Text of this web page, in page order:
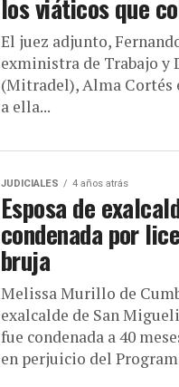
los viáticos que
El juez adjunto,
exministra de Trabajo y
(Mitradel), Alma Cortés
a ella...
JUDICIALES 4 años atrás
Esposa de
condenada por
bruja
Melissa Murillo de
exalcalde de San
fue condenada a 40
en perjuicio del